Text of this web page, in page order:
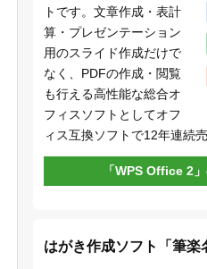
トです。文章作成・表計
算・プレゼンテーション
用のスライド作成だけで
なく、PDFの作成・閲覧
も行える高性能な総合オ
フィスソフトとしてオフ
ィス互換ソフトで12年連続
「WPS Office 2
はがき作成ソフト「筆楽